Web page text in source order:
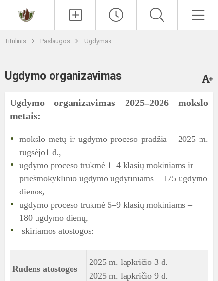
Titulinis Paslaugos Ugdymas
Ugdymo organizavimas
Ugdymo organizavimas 2025–2026 mokslo
metais:
mokslo metų ir ugdymo proceso pradžia – 2025 m.
rugsėjo1 d.,
ugdymo proceso trukmė 1–4 klasių mokiniams ir
priešmokyklinio ugdymo ugdytiniams – 175 ugdymo
dienos,
ugdymo proceso trukmė 5–9 klasių mokiniams –
180 ugdymo dienų,
skiriamos atostogos:
Rudens atostogos
2025 m. lapkričio 3 d. –
2025 m. lapkričio 9 d.